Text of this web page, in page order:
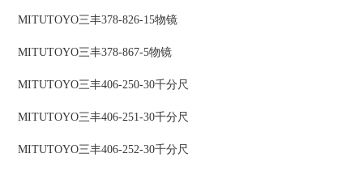
MITUTOYO三丰378-826-15物镜
MITUTOYO三丰378-867-5物镜
MITUTOYO三丰406-250-30千分尺
MITUTOYO三丰406-251-30千分尺
MITUTOYO三丰406-252-30千分尺